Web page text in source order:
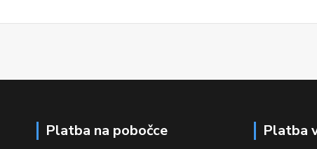
Platba na pobočce Platba